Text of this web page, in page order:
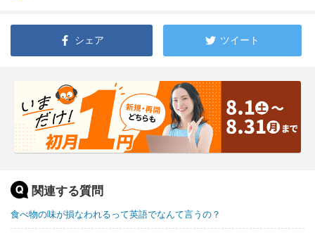
シェア ツイート
関連する質問
食べ物の味が損なわれるって英語でなんて言うの？